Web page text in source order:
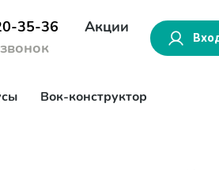
35-36
Акции
Вок-конструктор